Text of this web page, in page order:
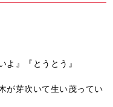
』『とうとう』
が芽吹いて生い茂ってい